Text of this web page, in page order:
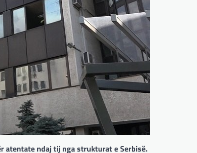
atentate ndaj tij nga strukturat e Serbisë.